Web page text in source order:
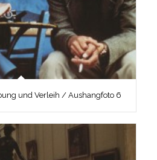
und Verleih / Aushangfoto 6